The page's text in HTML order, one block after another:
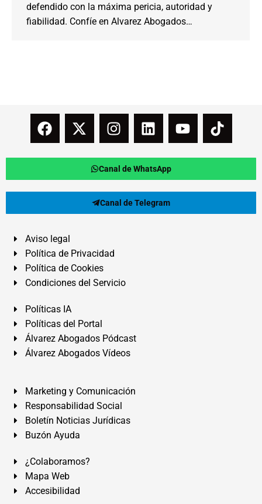
defendido con la máxima pericia, autoridad y
fiabilidad. Confíe en Alvarez Abogados…
Canal de WhatsApp
Canal de Telegram
Aviso legal
Política de Privacidad
Política de Cookies
Condiciones del Servicio
Políticas IA
Políticas del Portal
Álvarez Abogados Pódcast
Álvarez Abogados Vídeos
Marketing y Comunicación
Responsabilidad Social
Boletín Noticias Jurídicas
Buzón Ayuda
¿Colaboramos?
Mapa Web
Accesibilidad